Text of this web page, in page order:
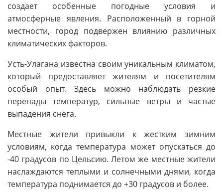
создает особенные погодные условия и
атмосферные явления. Расположенный в горной
местности, город подвержен влиянию различных
климатических факторов.
Усть-Улагана известна своим уникальным климатом,
который предоставляет жителям и посетителям
особый опыт. Здесь можно наблюдать резкие
перепады температур, сильные ветры и частые
выпадения снега.
Местные жители привыкли к жестким зимним
условиям, когда температура может опускаться до
-40 градусов по Цельсию. Летом же местные жители
наслаждаются теплыми и солнечными днями, когда
температура поднимается до +30 градусов и более.